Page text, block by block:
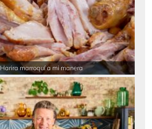
Harira marroquí a mi manera